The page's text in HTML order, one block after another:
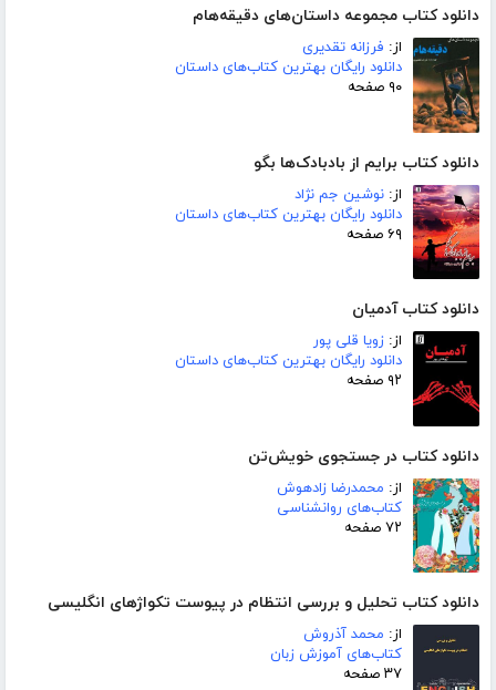
دانلود کتاب مجموعه داستان‌های دقیقه‌هام
از: فرزانه تقدیری
دانلود رایگان بهترین کتاب‌های داستان
۹۰ صفحه
دانلود کتاب برایم از بادبادک‌ها بگو
از: نوشین جم نژاد
دانلود رایگان بهترین کتاب‌های داستان
۶۹ صفحه
دانلود کتاب آدمیان
از: زویا قلی پور
دانلود رایگان بهترین کتاب‌های داستان
۹۲ صفحه
دانلود کتاب در جستجوی خویش‌تن
از: محمدرضا زادهوش
کتاب‌های روانشناسی
۷۲ صفحه
دانلود کتاب تحلیل و بررسی انتظام در پیوست تکواژهای انگلیسی
از: محمد آذروش
کتاب‌های آموزش زبان
۳۷ صفحه